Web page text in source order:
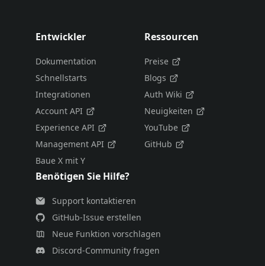
Entwickler
Dokumentation
Schnellstarts
Integrationen
Account API
Experience API
Management API
Baue X mit Y
Ressourcen
Preise
Blogs
Auth Wiki
Neuigkeiten
YouTube
GitHub
Benötigen Sie Hilfe?
Support kontaktieren
GitHub-Issue erstellen
Neue Funktion vorschlagen
Discord-Community fragen